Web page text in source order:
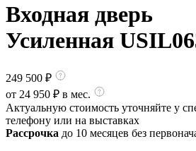
Входная дверь
Усиленная
249 500 ₽
от 24 950 ₽ в мес.
Актуальную стоимость уточняйте у
телефону или на выставках
Рассрочка до 10 месяцев без